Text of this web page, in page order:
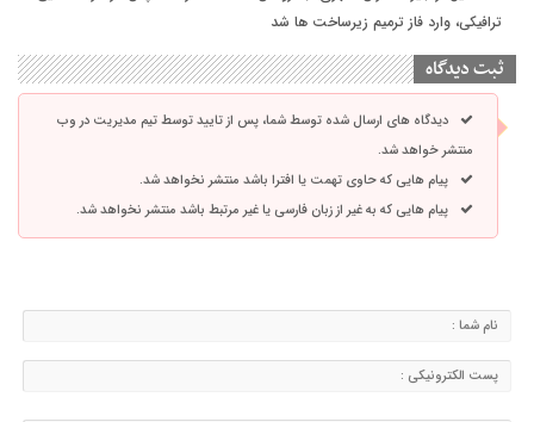
ترافیکی، وارد فاز ترمیم زیرساخت ها شد
ثبت دیدگاه
دیدگاه های ارسال شده توسط شما، پس از تایید توسط تیم مدیریت در وب
منتشر خواهد شد.
پیام هایی که حاوی تهمت یا افترا باشد منتشر نخواهد شد.
پیام هایی که به غیر از زبان فارسی یا غیر مرتبط باشد منتشر نخواهد شد.